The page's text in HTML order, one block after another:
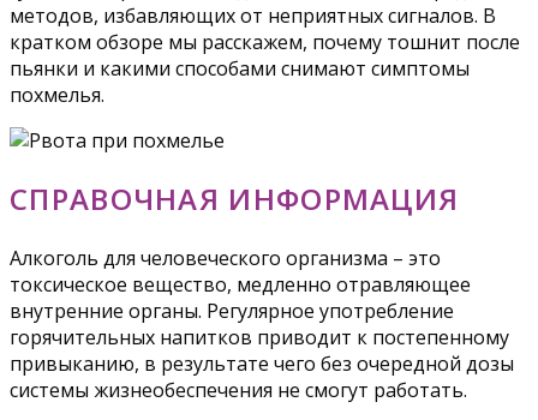
методов, избавляющих от неприятных сигналов. В
кратком обзоре мы расскажем, почему тошнит после
пьянки и какими способами снимают симптомы
похмелья.
СПРАВОЧНАЯ ИНФОРМАЦИЯ
Алкоголь для человеческого организма – это
токсическое вещество, медленно отравляющее
внутренние органы. Регулярное употребление
горячительных напитков приводит к постепенному
привыканию, в результате чего без очередной дозы
системы жизнеобеспечения не смогут работать.